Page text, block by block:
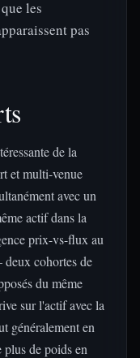
les
pas
de la
et multi-venue
avec un
actif dans la
prix-vs-flux au
cohortes de
du même
sur l'actif avec la
généralement en
de poids en